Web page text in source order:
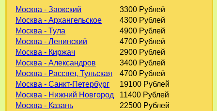
Москва - Заокский
3300 Рублей
Москва - Архангельское
4300 Рублей
Москва - Тула
4900 Рублей
Москва - Ленинский
4700 Рублей
Москва - Киржач
2900 Рублей
Москва - Александров
3400 Рублей
Москва - Рассвет, Тульская
4700 Рублей
Москва - Санкт-Петербург
19100 Рублей
Москва - Нижний Новгород
11400 Рублей
Москва - Казань
22500 Рублей